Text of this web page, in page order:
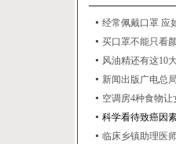
经常佩戴口罩 应
买口罩不能只看
风油精还有这10
新闻出版广电总
空调房4种食物
科学看待致癌因
临床乡镇助理医